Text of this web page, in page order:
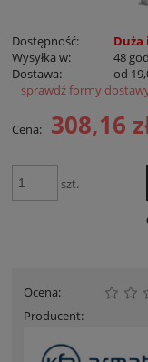
Dostępność:
Duża
Wysyłka w:
48
Dostawa:
od
Cena nie zawiera
sprawdź formy
Cena: 308,16
szt.
Ocena:
Producent: